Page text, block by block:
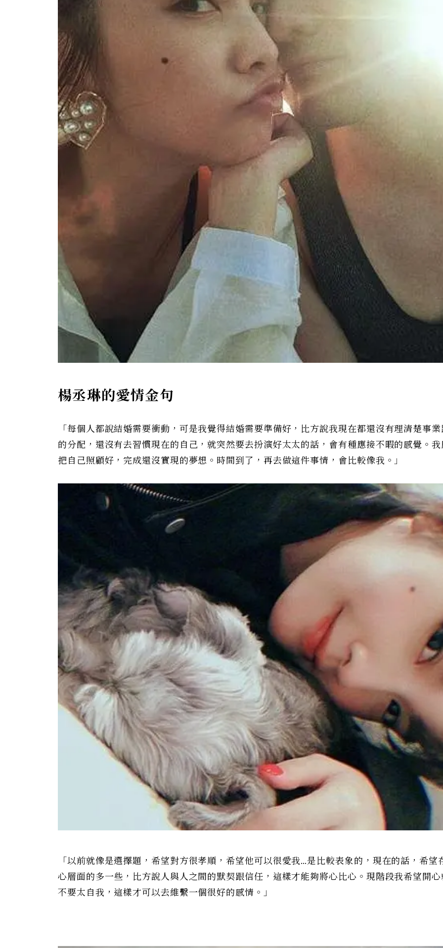
楊丞琳的愛情金句
「每個人都說結婚需要衝動，可是我覺得結婚需要準備好，比方說我現在都還沒有理清楚事
的分配，還沒有去習慣現在的自己，就突然要去扮演好太太的話，會有種應接不暇的感覺。
把自己照顧好，完成還沒實現的夢想。時間到了，再去做這件事情，會比較像我。」
「以前就像是選擇題，希望對方很孝順，希望他可以很愛我…是比較表象的，現在的話，希望
心層面的多一些，比方說人與人之間的默契跟信任，這樣才能夠將心比心。現階段我希望開
不要太自我，這樣才可以去維繫一個很好的感情。」